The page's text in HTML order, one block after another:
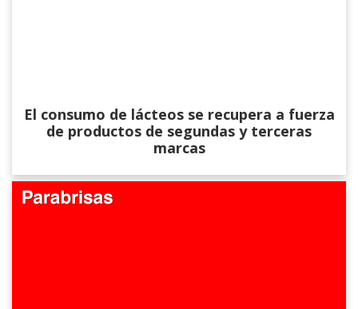
El consumo de lácteos se recupera a fuerza
de productos de segundas y terceras
marcas